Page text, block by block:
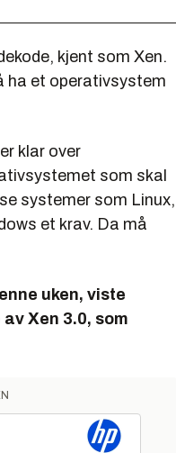
kjent som Xen.
ha et operativsystem
klar over
som skal
systemer som Linux,
et krav. Da må
uken, viste
Xen 3.0, som